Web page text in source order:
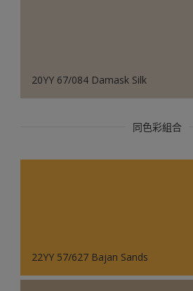
20YY 67/084 Damask Silk
同色彩組合
22YY 57/627 Bajan Sands